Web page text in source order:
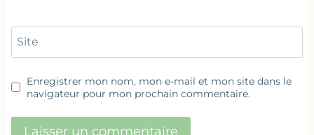
Site
Enregistrer mon nom, mon e-mail et mon site dans le
navigateur pour mon prochain commentaire.